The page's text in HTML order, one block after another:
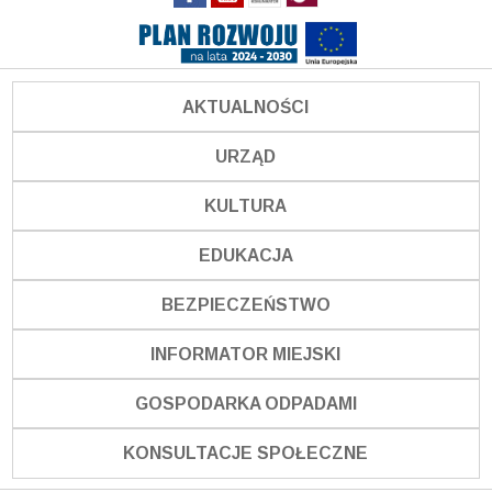
AKTUALNOŚCI
URZĄD
KULTURA
EDUKACJA
BEZPIECZEŃSTWO
INFORMATOR MIEJSKI
GOSPODARKA ODPADAMI
KONSULTACJE SPOŁECZNE